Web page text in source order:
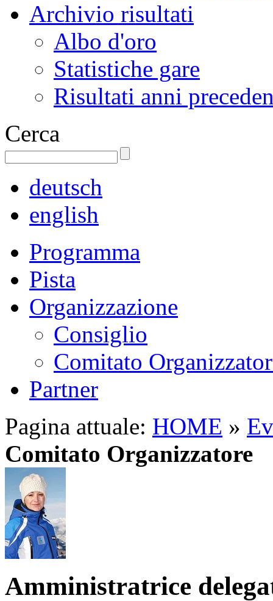
Archivio risultati
Albo d'oro
Statistiche gare
Risultati anni
Cerca
deutsch
english
Programma
Pista
Organizzazione
Consiglio
Comitato
Partner
Pagina attuale: HOME »
Comitato Organizzatore
Amministratrice